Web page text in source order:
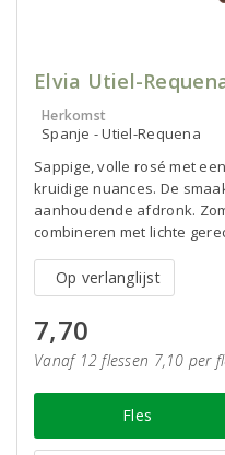
Elvia Utiel-
Herkomst
Spanje - Utiel-Requena
Sappige, volle rosé met
kruidige nuances. De
aanhoudende afdronk.
combineren met lichte
Op verlanglijst
7,70
Vanaf 12 flessen 7,10 per
Fles